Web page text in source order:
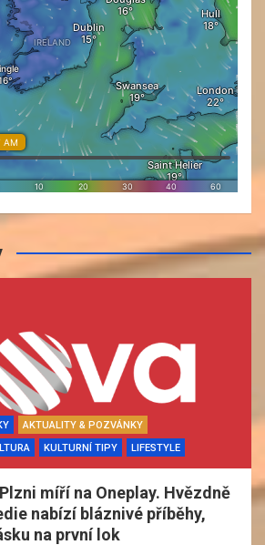
AKTUALITY & POZVÁNKY
KULTURNÍ TIPY LIFESTYLE
míří na Oneplay. Hvězdně
nabízí bláznivé příběhy,
na první lok